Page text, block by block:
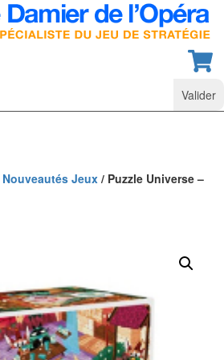
Nouveautés Jeux / Puzzle Universe –